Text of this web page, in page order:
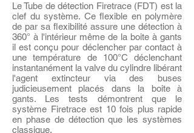
Le Tube de détection Firetrace (FDT) est la
clef du système. Ce flexible en polymère
de par sa flexibilité assure une détection à
360° à l'intérieur même de la boite à gants
il est conçu pour déclencher par contact à
une température de 100°C déclenchant
instantanément la valve du cylindre libérant
l'agent extincteur via des buses
judicieusement placés dans la boite à
gants. Les tests démontrent que le
système Firetrace est 10 fois plus rapide
en phase de détection que les systèmes
classique.